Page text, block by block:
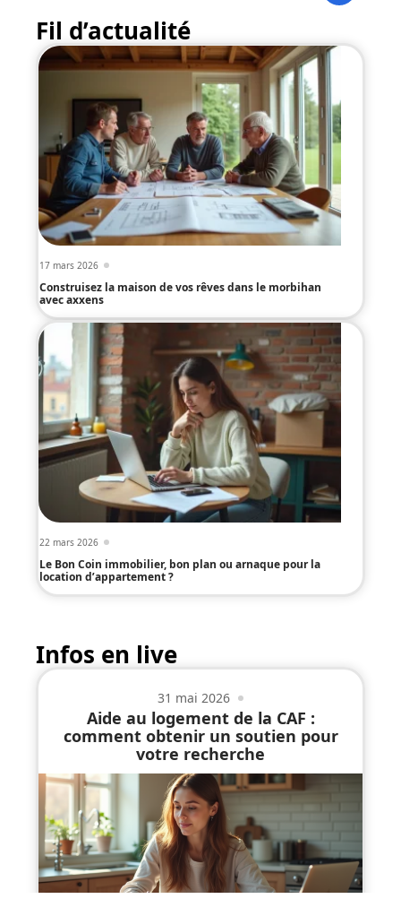
Fil d’actualité
17 mars 2026
Construisez la maison de vos rêves dans le morbihan
avec axxens
22 mars 2026
Le Bon Coin immobilier, bon plan ou arnaque pour la
location d’appartement ?
Infos en live
31 mai 2026
Aide au logement de la CAF :
comment obtenir un soutien pour
votre recherche